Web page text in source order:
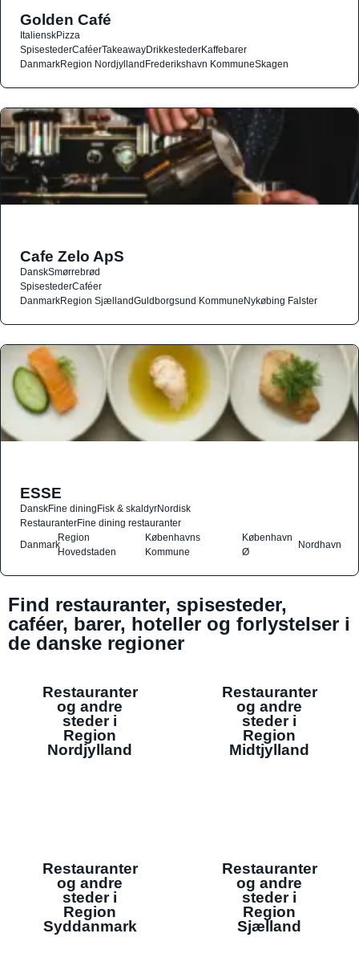
Golden Café
ItalienskPizza
SpisestederCaféerTakeawayDrikkestederKaffebarer
DanmarkRegion NordjyllandFrederikshavn KommuneSkagen
Cafe Zelo ApS
DanskSmørrebrød
SpisestederCaféer
DanmarkRegion SjællandGuldborgsund KommuneNykøbing Falster
ESSE
DanskFine diningFisk & skaldyrNordisk
RestauranterFine dining restauranter
Danmark
Region
Hovedstaden
Københavns
Kommune
København
Ø
Nordhavn
Find restauranter, spisesteder,
caféer, barer, hoteller og forlystelser i
de danske regioner
Restauranter
og andre
steder i
Region
Nordjylland
Restauranter
og andre
steder i
Region
Midtjylland
Restauranter
og andre
steder i
Region
Syddanmark
Restauranter
og andre
steder i
Region
Sjælland